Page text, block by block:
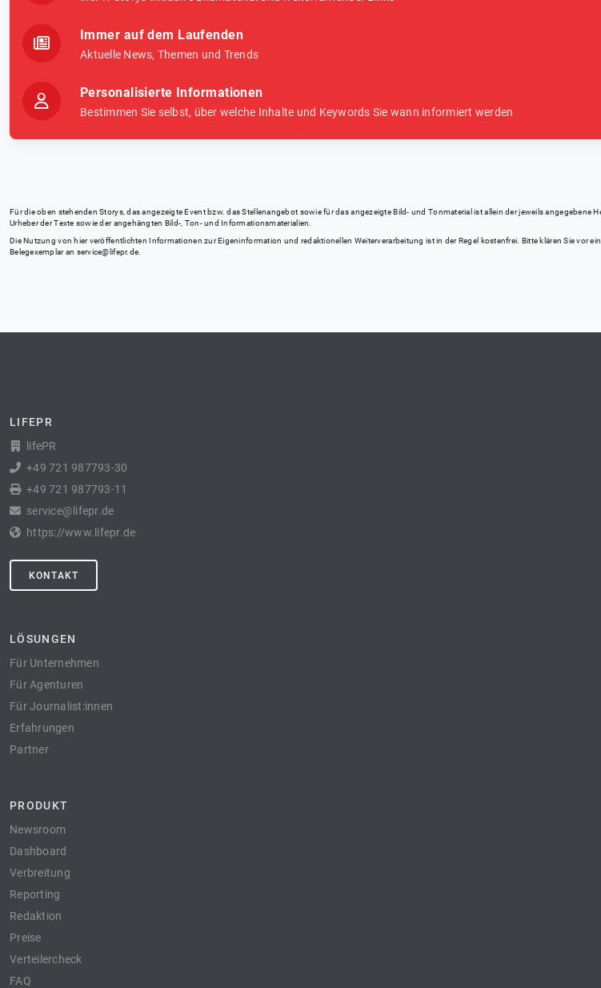
Immer auf dem Laufenden
Aktuelle News, Themen und Trends
Personalisierte Informationen
Bestimmen Sie selbst, über welche Inhalte und Keywords Sie wann informiert werden
Für die oben stehenden Storys, das angezeigte Event bzw. das Stellenangebot sowie für das angezeigte Bild- und Tonmaterial ist allein der jeweils
Urheber der Texte sowie der angehängten Bild-, Ton- und Informationsmaterialien.
Die Nutzung von hier veröffentlichten Informationen zur Eigeninformation und redaktionellen Weiterverarbeitung ist in der Regel kostenfrei. Bitte klären Sie vor
Belegexemplar an service@lifepr.de
LIFEPR
lifePR
+49 721 987793-30
+49 721 987793-11
service@lifepr.de
https://www.lifepr.de
KONTAKT
LÖSUNGEN
Für Unternehmen
Für Agenturen
Für Journalist:innen
Erfahrungen
Partner
PRODUKT
Newsroom
Dashboard
Verbreitung
Reporting
Redaktion
Preise
Verteilercheck
FAQ